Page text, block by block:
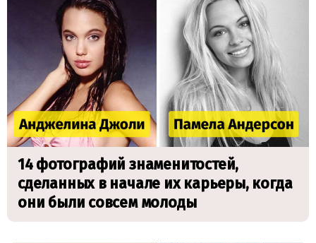
14 фотографий знаменитостей,
сделанных в начале их карьеры, когда
они были совсем молоды